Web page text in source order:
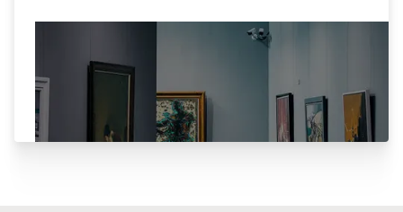
Investissez dans des œuvres de Basquiat, Warhol
ou Picasso sélectionnées par nos experts.